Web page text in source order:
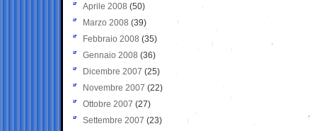
Aprile 2008 (50)
Marzo 2008 (39)
Febbraio 2008 (35)
Gennaio 2008 (36)
Dicembre 2007 (25)
Novembre 2007 (22)
Ottobre 2007 (27)
Settembre 2007 (23)